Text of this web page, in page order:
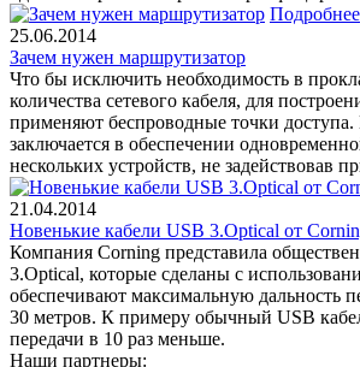
Подробнее
25.06.2014
Зачем нужен маршрутизатор
Что бы исключить необходимость в
количества сетевого кабеля, для
применяют беспроводные точки доступа.
заключается в обеспечении
нескольких устройств, не задействовав
21.04.2014
Новенькие кабели USB 3.Optical от
Компания Corning представила
3.Optical, которые сделаны с
обеспечивают максимальную дальность
30 метров. К примеру обычный USB
передачи в 10 раз меньше.
Наши партнеры: